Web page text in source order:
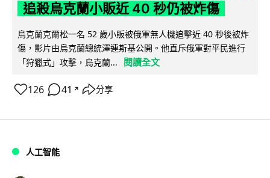
追殺烏克蘭小販近 40 秒仍被炸傷
烏克蘭克爾松一名 52 歲小販被俄軍無人機追擊近 40 秒後被炸
傷，影片由烏克蘭總統澤連斯基公開。他直斥俄軍對平民進行
「狩獵式」攻擊，烏克蘭...
閱讀全文
126 41 ↗ 分享
人工智能